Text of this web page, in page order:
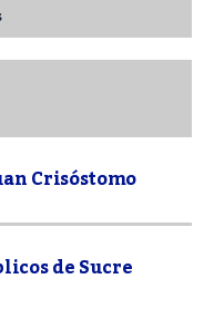
Crisóstomo
de Sucre